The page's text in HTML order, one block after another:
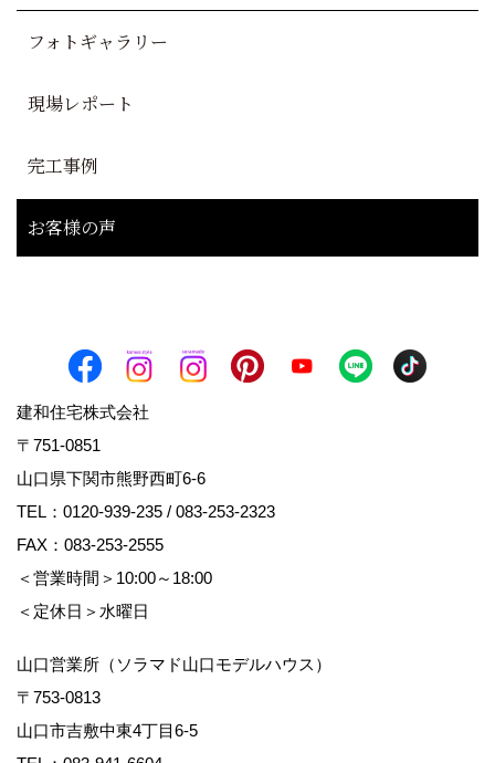
フォトギャラリー
現場レポート
完工事例
お客様の声
建和住宅株式会社
〒751-0851
山口県下関市熊野西町6-6
TEL： 0120-939-235 / 083-253-2323
FAX：083-253-2555
＜営業時間＞10:00～18:00
＜定休日＞水曜日
山口営業所（ソラマド山口モデルハウス）
〒753-0813
山口市吉敷中東4丁目6-5